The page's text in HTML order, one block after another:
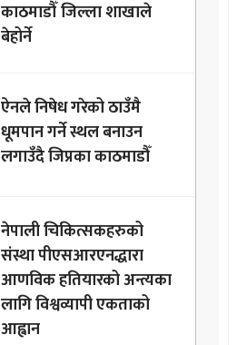
काठमाडौँ जिल्ला शाखाले
बेहोर्ने
ऐनले निषेध गरेको ठाउँमै
धूमपान गर्ने स्थल बनाउन
लगाउँदै जिप्रका काठमाडौँ
नेपाली चिकित्सकहरुको
संस्था पीएसआरएनद्धारा
आणविक हतियारको अन्त्यका
लागि विश्वव्यापी एकताको
आह्वान